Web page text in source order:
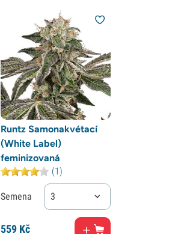
Runtz Samonakvétací
(White Label)
feminizovaná
(1)
Semena 3
559Kč